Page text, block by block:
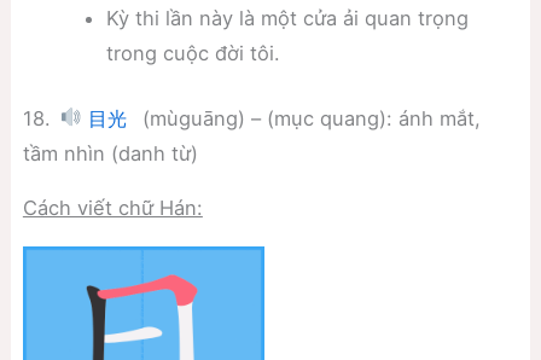
Kỳ thi lần này là một cửa ải quan trọng
trong cuộc đời tôi.
18. 目光
(mùguāng) – (mục quang): ánh mắt,
tầm nhìn (danh từ)
Cách viết chữ Hán: